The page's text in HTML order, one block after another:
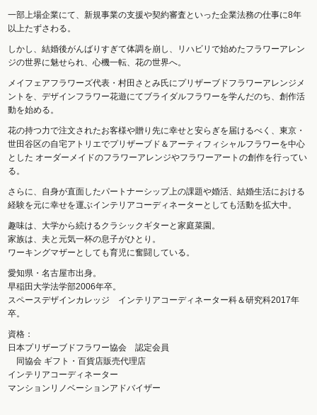
一部上場企業にて、新規事業の支援や契約審査といった企業法務の仕事に8年
以上たずさわる。
しかし、結婚後がんばりすぎて体調を崩し、リハビリで始めたフラワーアレン
ジの世界に魅せられ、心機一転、花の世界へ。
メイフェアフラワーズ代表・村田さとみ氏にプリザーブドフラワーアレンジメ
ントを、デザインフラワー花遊にてブライダルフラワーを学んだのち、創作活
動を始める。
花の持つ力で注文されたお客様や贈り先に幸せと安らぎを届けるべく、東京・
世田谷区の自宅アトリエでプリザーブド＆アーティフィシャルフラワーを中心
とした オーダーメイドのフラワーアレンジやフラワーアートの創作を行ってい
る。
さらに、自身が直面したパートナーシップ上の課題や婚活、結婚生活における
経験を元に幸せを運ぶインテリアコーディネーターとしても活動を拡大中。
趣味は、大学から続けるクラシックギターと家庭菜園。
家族は、夫と元気一杯の息子がひとり。
ワーキングマザーとしても育児に奮闘している。
愛知県・名古屋市出身。
早稲田大学法学部2006年卒。
スペースデザインカレッジ インテリアコーディネーター科＆研究科2017年
卒。
資格：
日本プリザーブドフラワー協会 認定会員
同協会 ギフト・百貨店販売代理店
インテリアコーディネーター
マンションリノベーションアドバイザー